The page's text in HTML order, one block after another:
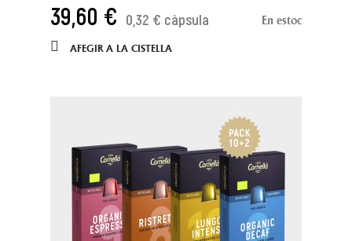
39,60 € 0,32 € càpsula En estoc
AFEGIR A LA CISTELLA